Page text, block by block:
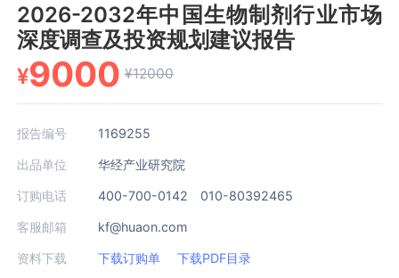
2026-2032年中国生物制剂行业市场
深度调查及投资规划建议报告
¥9000 ¥12000
报告编号 1169255
出品单位 华经产业研究院
订购电话 400-700-0142 010-80392465
客服邮箱 kf@huaon.com
资料下载 下载订购单 下载PDF目录